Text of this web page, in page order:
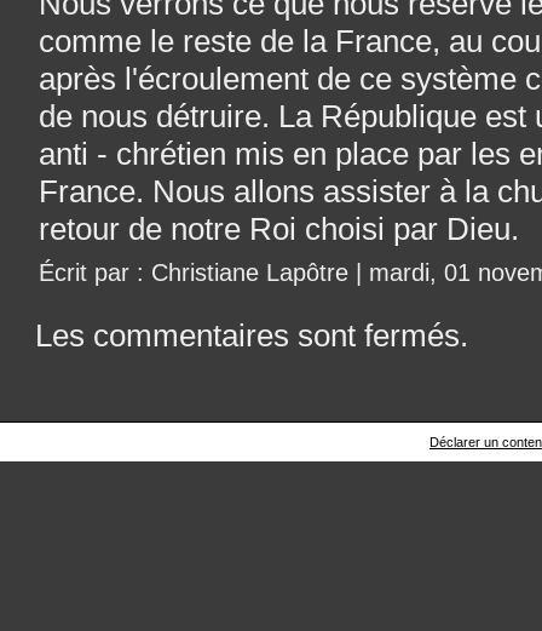
comme le reste de la France, au
après l'écroulement de ce système
de nous détruire. La République est
anti - chrétien mis en place par les
France. Nous allons assister à la
retour de notre Roi choisi par Dieu.
Écrit par : Christiane Lapôtre | mardi, 01
Les commentaires sont fermés.
Déclarer un